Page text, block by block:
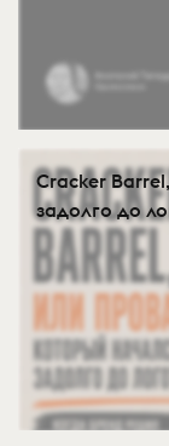
Cracker
задолго до